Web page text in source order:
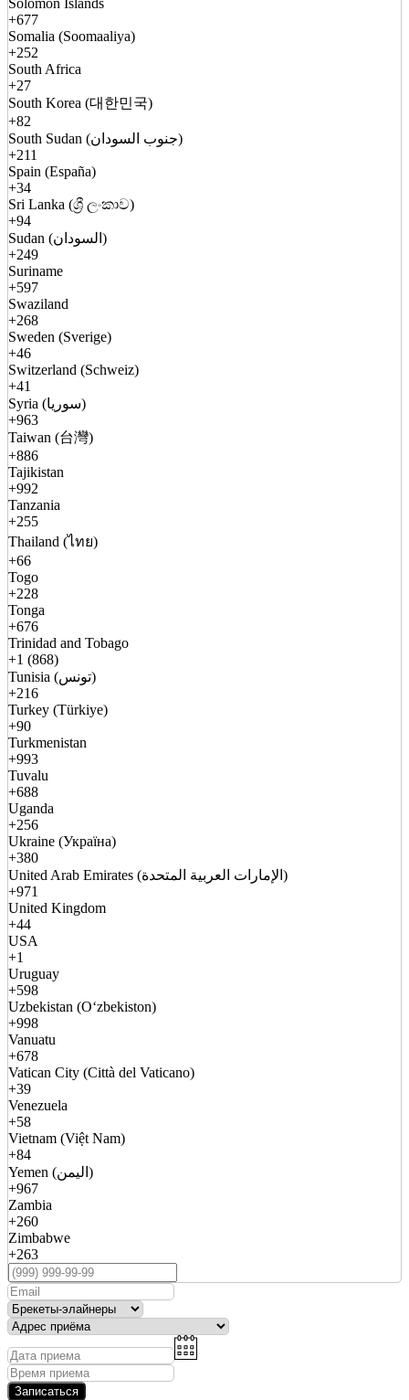
Solomon Islands
+677
Somalia (Soomaaliya)
+252
South Africa
+27
South Korea (대한민국)
+82
South Sudan (جنوب السودان)
+211
Spain (España)
+34
Sri Lanka (ශ්‍රී ලංකාව)
+94
Sudan (السودان)
+249
Suriname
+597
Swaziland
+268
Sweden (Sverige)
+46
Switzerland (Schweiz)
+41
Syria (سوريا)
+963
Taiwan (台灣)
+886
Tajikistan
+992
Tanzania
+255
Thailand (ไทย)
+66
Togo
+228
Tonga
+676
Trinidad and Tobago
+1 (868)
Tunisia (تونس)
+216
Turkey (Türkiye)
+90
Turkmenistan
+993
Tuvalu
+688
Uganda
+256
Ukraine (Україна)
+380
United Arab Emirates (الإمارات العربية المتحدة)
+971
United Kingdom
+44
USA
+1
Uruguay
+598
Uzbekistan (Oʻzbekiston)
+998
Vanuatu
+678
Vatican City (Città del Vaticano)
+39
Venezuela
+58
Vietnam (Việt Nam)
+84
Yemen (اليمن)
+967
Zambia
+260
Zimbabwe
+263
Записаться